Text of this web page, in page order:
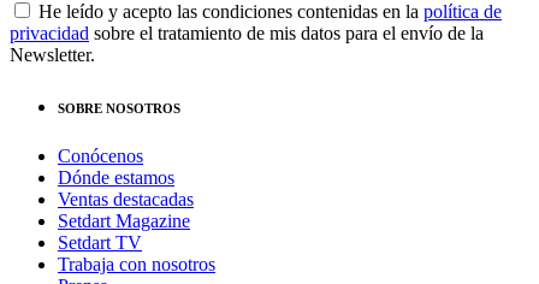
He leído y acepto las condiciones contenidas en la política de
privacidad sobre el tratamiento de mis datos para el envío de la
Newsletter.
SOBRE NOSOTROS
Conócenos
Dónde estamos
Ventas destacadas
Setdart Magazine
Setdart TV
Trabaja con nosotros